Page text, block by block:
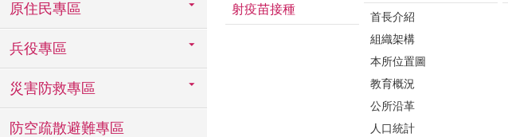
原住民專區
兵役專區
災害防救專區
防空疏散避難專區
射疫苗接種
首長介紹
組織架構
本所位置圖
教育概況
公所沿革
人口統計